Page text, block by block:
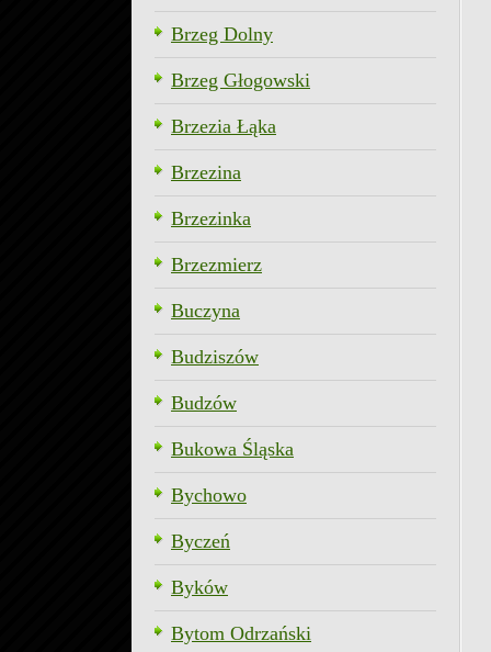
Brzeg Dolny
Brzeg Głogowski
Brzezia Łąka
Brzezina
Brzezinka
Brzezmierz
Buczyna
Budziszów
Budzów
Bukowa Śląska
Bychowo
Byczeń
Byków
Bytom Odrzański